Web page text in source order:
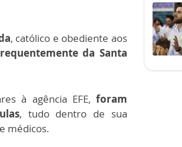
, católico e obediente aos
da Santa
à agência EFE,foram
, tudo dentro de sua
médicos.